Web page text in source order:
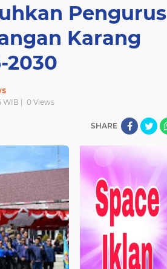
Pengurus
Karang
2030
WIB | 0Views
SHARE